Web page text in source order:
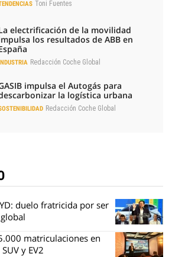
Toni Fuentes
electrificación de la movilidad
los resultados de ABB en
Redacción Coche Global
impulsa el Autogás para
la logística urbana
Redacción Coche Global
duelo fratricida por ser
matriculaciones en
y EV2